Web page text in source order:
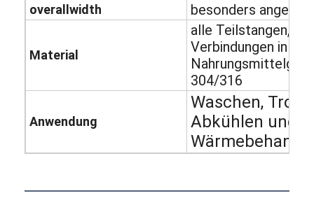
Alle Fälle
Spiraldrahtgeflecht
overallwidth besonders
Material
alle Teilstangen,
Verbindungen in
304/316
Anwendung
Waschen,
Abkühlen und